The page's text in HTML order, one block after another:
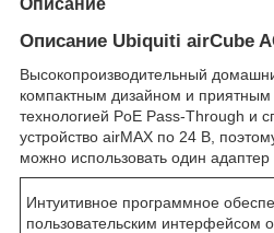
Описание Ubiquiti airCube
Высокопроизводительный
компактным дизайном и
технологией PoE Pass-Through и
устройство airMAX по 24 В,
можно использовать один адаптер
Интуитивное программное
пользовательским интерфейсом